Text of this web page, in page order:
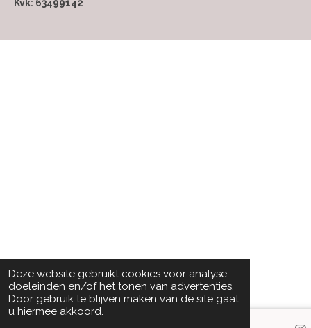
Deze website gebruikt cookies voor analyse-
doeleinden en/of het tonen van advertenties.
Door gebruik te blijven maken van de site gaat
u hiermee akkoord.
Kvk: 63499142